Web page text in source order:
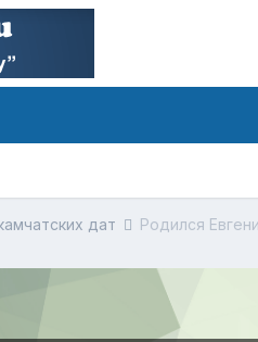
дат Родился